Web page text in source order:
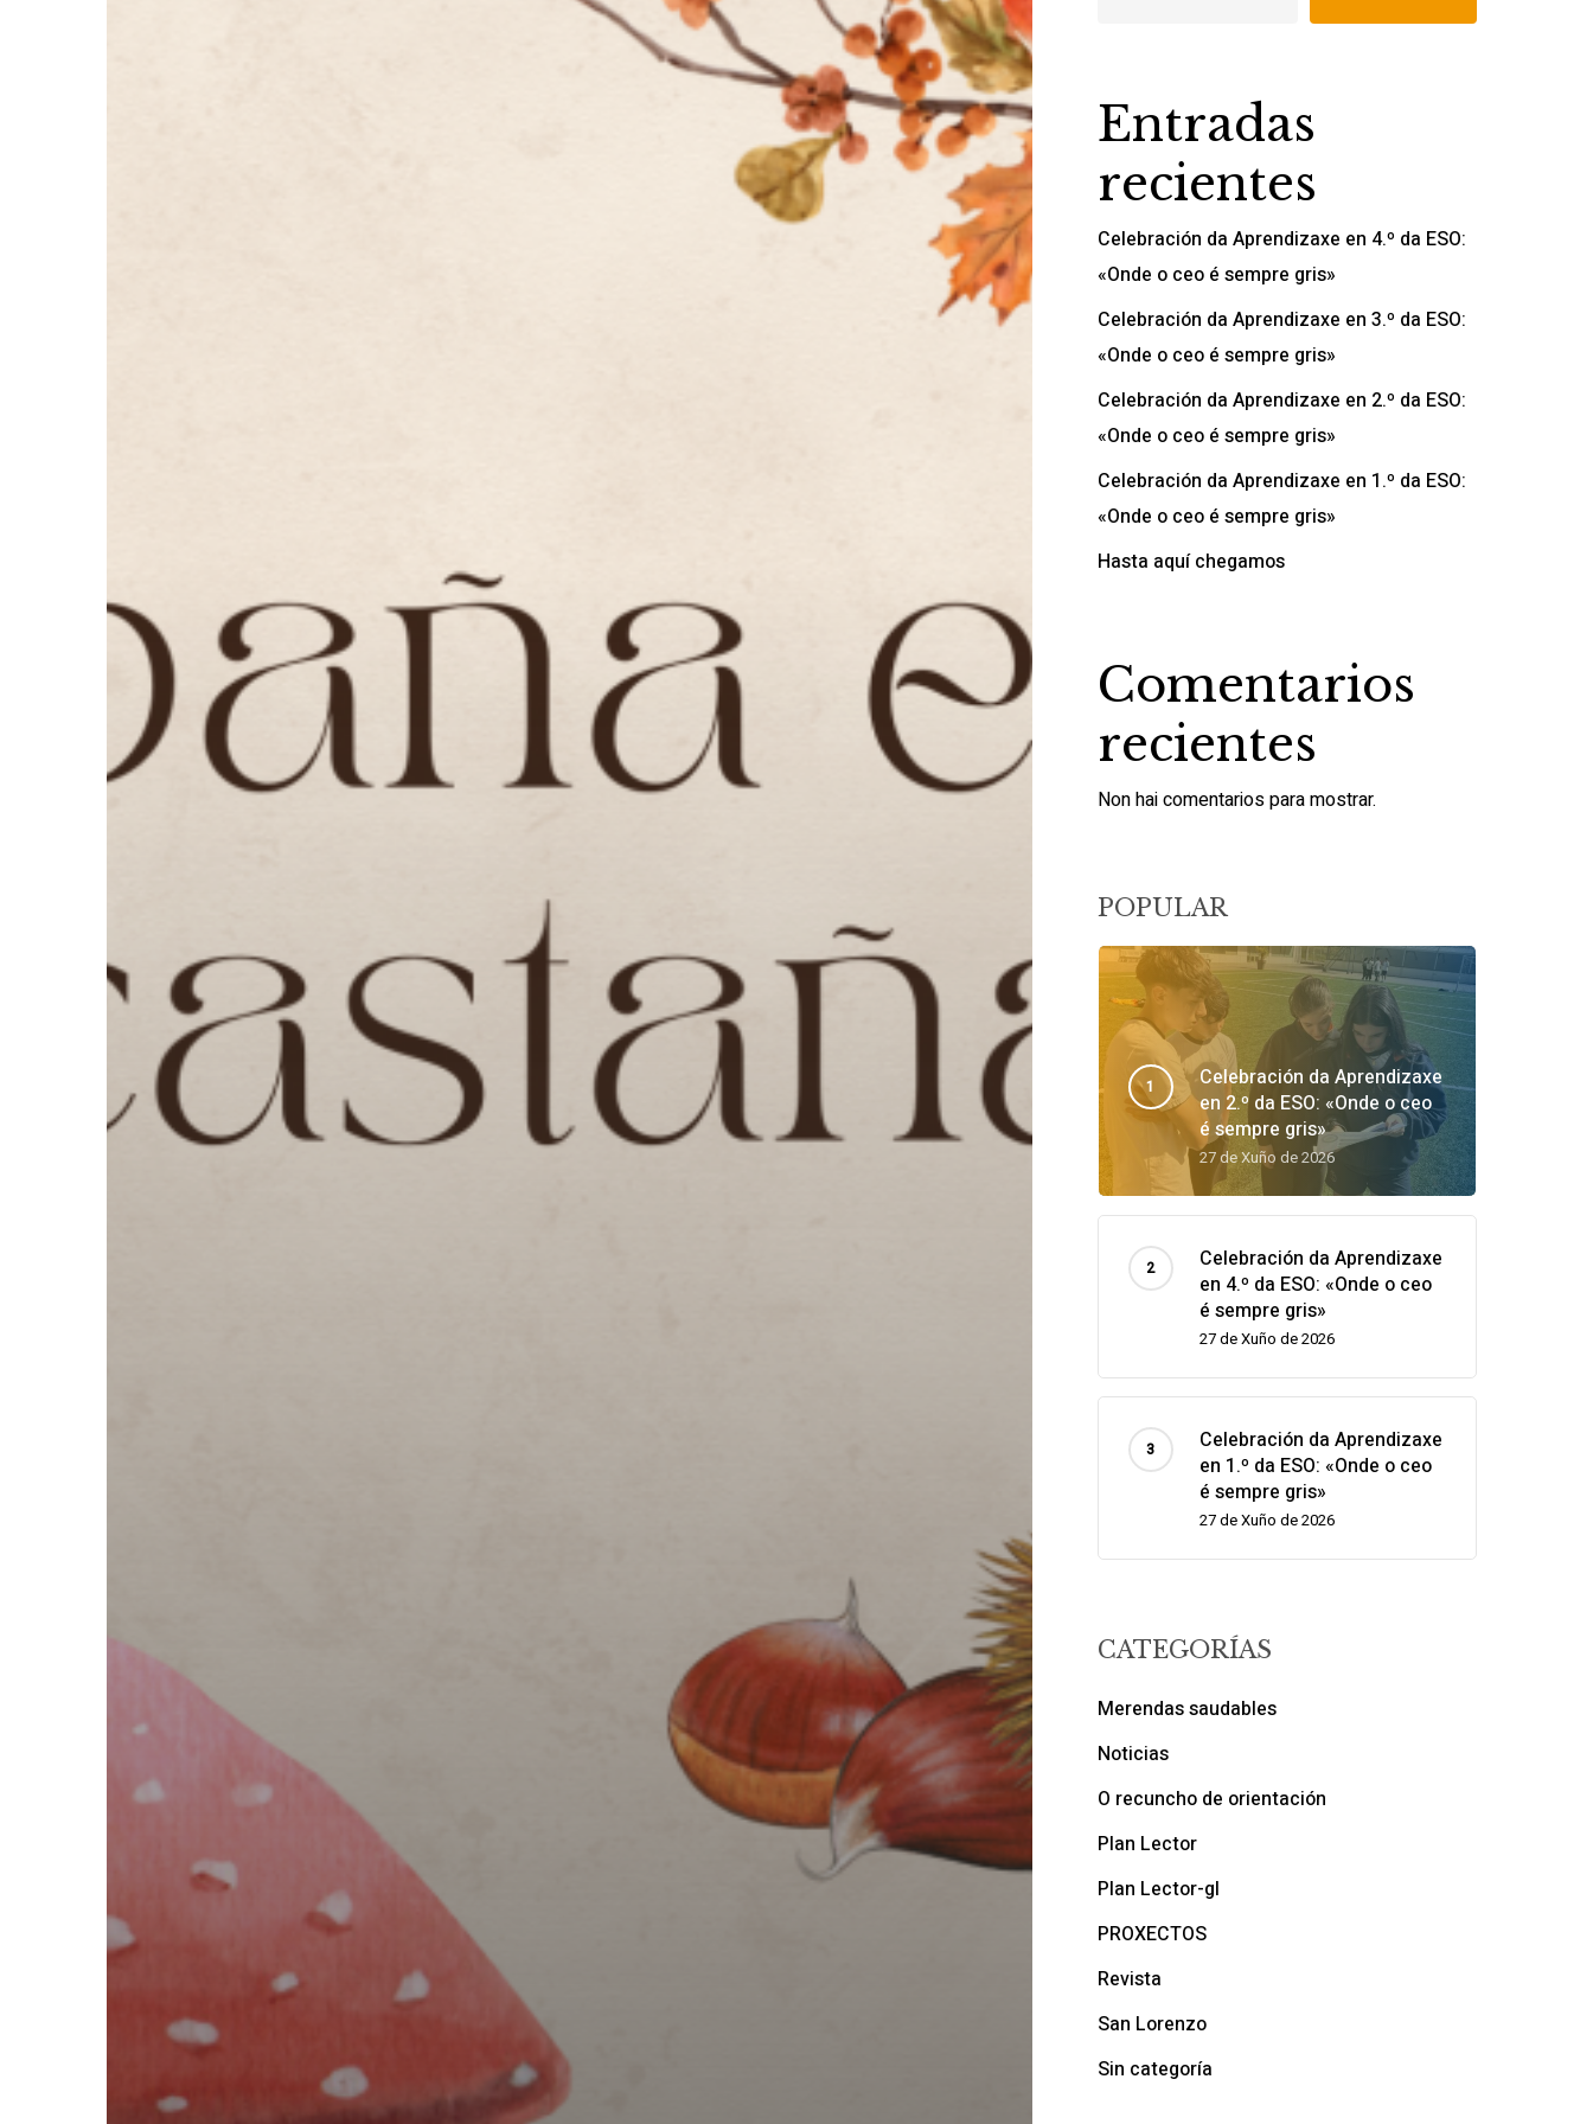
Entradas
recientes
Celebración da Aprendizaxe en 4.º da ESO:
«Onde o ceo é sempre gris»
Celebración da Aprendizaxe en 3.º da ESO:
«Onde o ceo é sempre gris»
Celebración da Aprendizaxe en 2.º da ESO:
«Onde o ceo é sempre gris»
Celebración da Aprendizaxe en 1.º da ESO:
«Onde o ceo é sempre gris»
Hasta aquí chegamos
Comentarios
recientes
Non hai comentarios para mostrar.
POPULAR
Celebración da Aprendizaxe
en 2.º da ESO: «Onde o ceo
é sempre gris»
27 de Xuño de 2026
Celebración da Aprendizaxe
en 4.º da ESO: «Onde o ceo
é sempre gris»
27 de Xuño de 2026
Celebración da Aprendizaxe
en 1.º da ESO: «Onde o ceo
é sempre gris»
27 de Xuño de 2026
CATEGORÍAS
Merendas saudables
Noticias
O recuncho de orientación
Plan Lector
Plan Lector-gl
PROXECTOS
Revista
San Lorenzo
Sin categoría